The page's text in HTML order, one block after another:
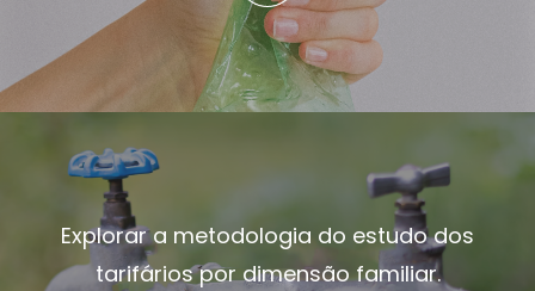
Explorar a metodologia do estudo dos
tarifários por dimensão familiar.